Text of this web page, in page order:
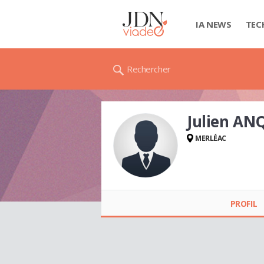
IA NEWS
Rechercher
Julien
MERLÉAC
PROFIL